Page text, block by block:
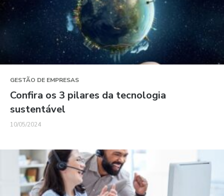
GESTÃO DE EMPRESAS
Confira os 3 pilares da tecnologia
sustentável
10/05/2024